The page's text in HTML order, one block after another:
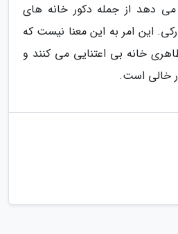
دهد از جمله دکور خانه های
این امر به این معنا نیست که
خانه بی اعتنایی می کنند و
خالی است.